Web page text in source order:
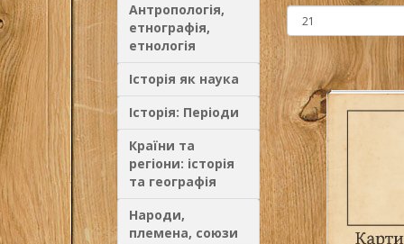
Антропологія,
етнографія,
етнологія
Історія як наука
Історія: Періоди
Країни та
регіони: історія
та географія
Народи,
племена, союзи